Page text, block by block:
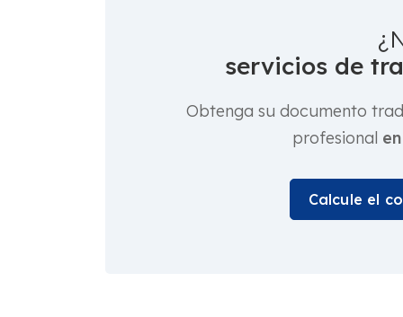
servicios de
Obtenga su documento
profesional
Calcule el